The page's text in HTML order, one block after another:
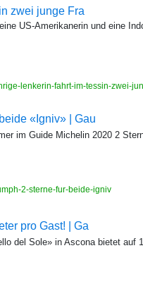
zwei junge Fra
US-Amerikanerin und eine
lenkerin-fahrt-im-tessin-zwei-
«Igniv» | Gau
im Guide Michelin 2020 2
2-sterne-fur-beide-igniv
pro Gast! | Ga
del Sole» in Ascona bietet auf